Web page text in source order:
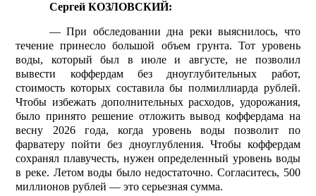
Сергей КОЗЛОВСКИЙ:
— При обследовании дна реки выяснилось, что
течение принесло большой объем грунта. Тот уровень
воды, который был в июле и августе, не позволил
вывести коффердам без дно­углубительных работ,
стоимость которых составила бы полмиллиарда рублей.
Чтобы избежать дополнительных расходов, удорожания,
было принято решение отложить вывод коффердама на
весну 2026 года, когда уровень воды позволит по
фарватеру пойти без дноуглуб­ления. Чтобы коффердам
сохранял плавучесть, нужен определенный уровень воды
в реке. Летом воды было недостаточно. Согласитесь, 500
миллионов рублей — это серьезная сумма.